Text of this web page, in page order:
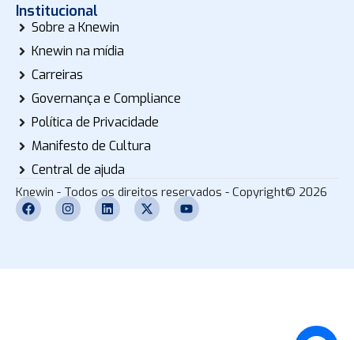
Institucional
Sobre a Knewin
Knewin na mídia
Carreiras
Governança e Compliance
Política de Privacidade
Manifesto de Cultura
Central de ajuda
Knewin - Todos os direitos reservados - Copyright© 2026